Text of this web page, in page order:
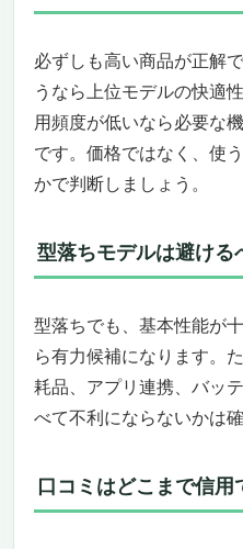
必ずしも高い商品が正解
うなら上位モデルの快適
用頻度が低いなら必要な
です。価格ではなく、使
かで判断しましょう。
型落ちモデルは避ける
型落ちでも、基本性能が
ら有力候補になります。
耗品、アプリ連携、バッ
べて不利にならないかは
口コミはどこまで信用